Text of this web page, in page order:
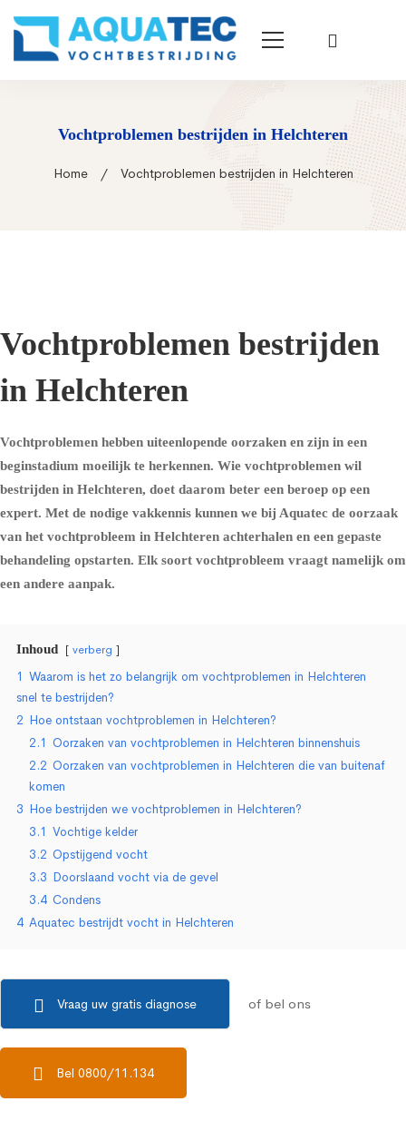
Vochtproblemen bestrijden in Helchteren
Home Vochtproblemen bestrijden in Helchteren
Vochtproblemen bestrijden
in Helchteren
Vochtproblemen hebben uiteenlopende oorzaken en zijn in een
beginstadium moeilijk te herkennen. Wie vochtproblemen wil
bestrijden in Helchteren, doet daarom beter een beroep op een
expert. Met de nodige vakkennis kunnen we bij Aquatec de oorzaak
van het vochtprobleem in Helchteren achterhalen en een gepaste
behandeling opstarten. Elk soort vochtprobleem vraagt namelijk om
een andere aanpak.
Inhoud verberg
1 Waarom is het zo belangrijk om vochtproblemen in Helchteren
snel te bestrijden?
2 Hoe ontstaan vochtproblemen in Helchteren?
2.1 Oorzaken van vochtproblemen in Helchteren binnenshuis
2.2 Oorzaken van vochtproblemen in Helchteren die van buitenaf
komen
3 Hoe bestrijden we vochtproblemen in Helchteren?
3.1 Vochtige kelder
3.2 Opstijgend vocht
3.3 Doorslaand vocht via de gevel
3.4 Condens
4 Aquatec bestrijdt vocht in Helchteren
Vraag uw gratis diagnose of bel ons
Bel 0800/11.134